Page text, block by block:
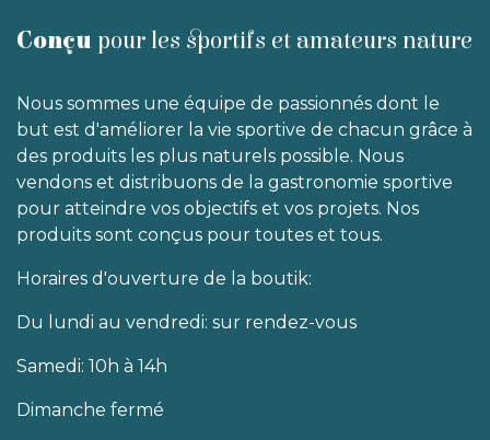
Conçu pour les sportifs et amateurs nature
Nous sommes une équipe de passionnés dont le
but est d'améliorer la vie sportive de chacun grâce à
des produits les plus naturels possible. Nous
vendons et distribuons de la gastronomie sportive
pour atteindre vos objectifs et vos projets. Nos
produits sont conçus pour toutes et tous.
Horaires d'ouverture de la boutik:
Du lundi au vendredi: sur rendez-vous
Samedi: 10h à 14h
Dimanche fermé